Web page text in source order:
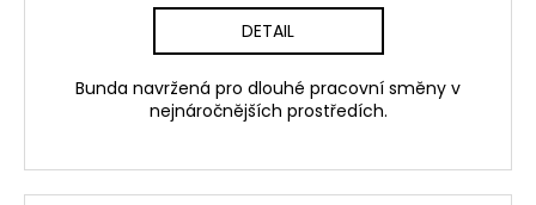
DETAIL
Bunda navržená pro dlouhé pracovní směny v
nejnáročnějších prostředích.